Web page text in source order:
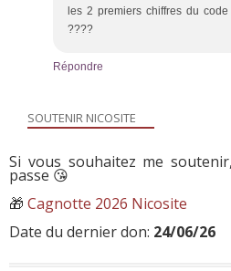
les 2 premiers chiffres du
????
Répondre
SOUTENIR NICOSITE
Si vous souhaitez me
passe 😘
🎁 Cagnotte 2026 Nicosite
Date du dernier don: 24/06/26